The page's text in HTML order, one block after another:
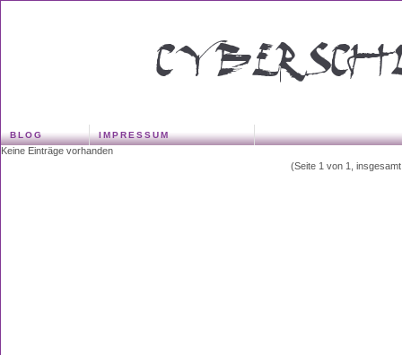
BLOG IMPRESSUM
Keine Einträge vorhanden
(Seite 1 von 1,